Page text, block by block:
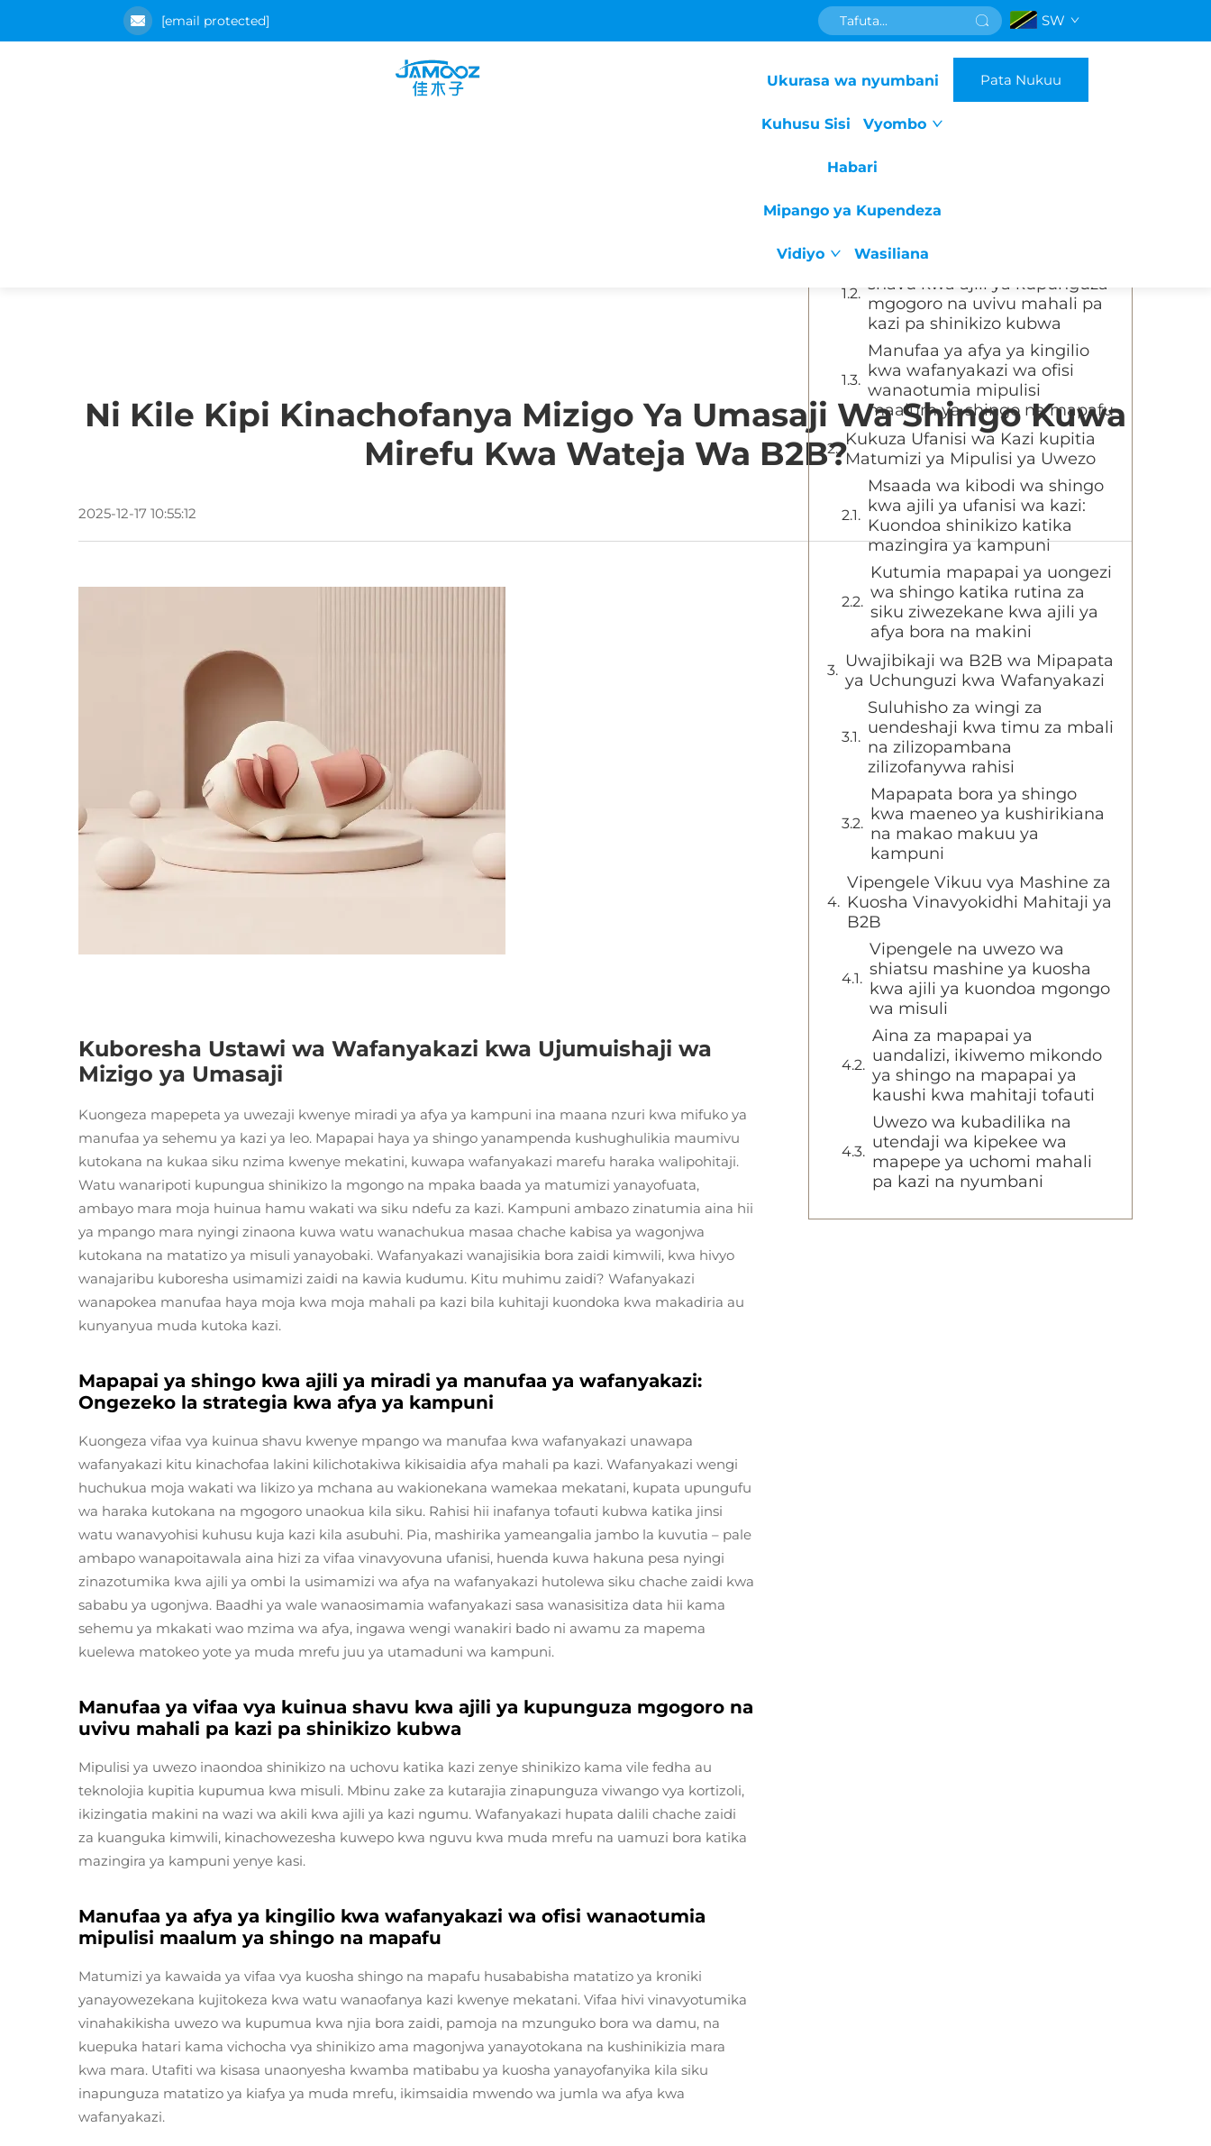
[email protected] SW
Ukurasa wa nyumbani
Kuhusu Sisi Vyombo
Habari
Mipango ya Kupendeza
Vidiyo Wasiliana
Pata Nukuu
Ni Kile Kipi Kinachofanya Mizigo Ya Umasaji Wa Shingo Kuwa
Mirefu Kwa Wateja Wa B2B?
2025-12-17 10:55:12
Kuboresha Ustawi wa Wafanyakazi kwa Ujumuishaji wa
Mizigo ya Umasaji
Kuongeza mapepeta ya uwezaji kwenye miradi ya afya ya kampuni ina maana nzuri kwa mifuko ya
manufaa ya sehemu ya kazi ya leo. Mapapai haya ya shingo yanampenda kushughulikia maumivu
kutokana na kukaa siku nzima kwenye mekatini, kuwapa wafanyakazi marefu haraka walipohitaji.
Watu wanaripoti kupungua shinikizo la mgongo na mpaka baada ya matumizi yanayofuata,
ambayo mara moja huinua hamu wakati wa siku ndefu za kazi. Kampuni ambazo zinatumia aina hii
ya mpango mara nyingi zinaona kuwa watu wanachukua masaa chache kabisa ya wagonjwa
kutokana na matatizo ya misuli yanayobaki. Wafanyakazi wanajisikia bora zaidi kimwili, kwa hivyo
wanajaribu kuboresha usimamizi zaidi na kawia kudumu. Kitu muhimu zaidi? Wafanyakazi
wanapokea manufaa haya moja kwa moja mahali pa kazi bila kuhitaji kuondoka kwa makadiria au
kunyanyua muda kutoka kazi.
Mapapai ya shingo kwa ajili ya miradi ya manufaa ya wafanyakazi:
Ongezeko la strategia kwa afya ya kampuni
Kuongeza vifaa vya kuinua shavu kwenye mpango wa manufaa kwa wafanyakazi unawapa
wafanyakazi kitu kinachofaa lakini kilichotakiwa kikisaidia afya mahali pa kazi. Wafanyakazi wengi
huchukua moja wakati wa likizo ya mchana au wakionekana wamekaa mekatani, kupata upungufu
wa haraka kutokana na mgogoro unaokua kila siku. Rahisi hii inafanya tofauti kubwa katika jinsi
watu wanavyohisi kuhusu kuja kazi kila asubuhi. Pia, mashirika yameangalia jambo la kuvutia – pale
ambapo wanapoitawala aina hizi za vifaa vinavyovuna ufanisi, huenda kuwa hakuna pesa nyingi
zinazotumika kwa ajili ya ombi la usimamizi wa afya na wafanyakazi hutolewa siku chache zaidi kwa
sababu ya ugonjwa. Baadhi ya wale wanaosimamia wafanyakazi sasa wanasisitiza data hii kama
sehemu ya mkakati wao mzima wa afya, ingawa wengi wanakiri bado ni awamu za mapema
kuelewa matokeo yote ya muda mrefu juu ya utamaduni wa kampuni.
Manufaa ya vifaa vya kuinua shavu kwa ajili ya kupunguza mgogoro na
uvivu mahali pa kazi pa shinikizo kubwa
Mipulisi ya uwezo inaondoa shinikizo na uchovu katika kazi zenye shinikizo kama vile fedha au
teknolojia kupitia kupumua kwa misuli. Mbinu zake za kutarajia zinapunguza viwango vya kortizoli,
ikizingatia makini na wazi wa akili kwa ajili ya kazi ngumu. Wafanyakazi hupata dalili chache zaidi
za kuanguka kimwili, kinachowezesha kuwepo kwa nguvu kwa muda mrefu na uamuzi bora katika
mazingira ya kampuni yenye kasi.
Manufaa ya afya ya kingilio kwa wafanyakazi wa ofisi wanaotumia
mipulisi maalum ya shingo na mapafu
Matumizi ya kawaida ya vifaa vya kuosha shingo na mapafu husababisha matatizo ya kroniki
yanayowezekana kujitokeza kwa watu wanaofanya kazi kwenye mekatani. Vifaa hivi vinavyotumika
vinahakikisha uwezo wa kupumua kwa njia bora zaidi, pamoja na mzunguko bora wa damu, na
kuepuka hatari kama vichocha vya shinikizo ama magonjwa yanayotokana na kushinikizia mara
kwa mara. Utafiti wa kisasa unaonyesha kwamba matibabu ya kuosha yanayofanyika kila siku
inapunguza matatizo ya kiafya ya muda mrefu, ikimsaidia mwendo wa jumla wa afya kwa
wafanyakazi.
Orodha ya Mada
Kuboresha Ustawi wa
wa Mizigo ya Umasaji
Mapapai ya shingo kwa ajili ya
miradi ya manufaa ya
strategia kwa afya ya
Manufaa ya vifaa vya kuinua
shavu kwa ajili ya kupunguza
mgogoro na uvivu mahali pa
kazi pa shinikizo kubwa
Manufaa ya afya ya kingilio
kwa wafanyakazi wa ofisi
wanaotumia mipulisi
maalum ya shingo na mapafu
Kukuza Ufanisi wa Kazi kupitia
Matumizi ya Mipulisi ya Uwezo
Msaada wa kibodi wa shingo
kwa ajili ya ufanisi wa kazi:
Kuondoa shinikizo katika
mazingira ya kampuni
Kutumia mapapai ya uongezi
wa shingo katika rutina za
siku ziwezekane kwa ajili ya
afya bora na makini
Uwajibikaji wa B2B wa Mipapata
ya Uchunguzi kwa Wafanyakazi
Suluhisho za wingi za
uendeshaji kwa timu za mbali
na zilizopambana
zilizofanywa rahisi
Mapapata bora ya shingo
kwa maeneo ya kushirikiana
na makao makuu ya
kampuni
Vipengele Vikuu vya Mashine za
Kuosha Vinavyokidhi Mahitaji ya
B2B
Vipengele na uwezo wa
shiatsu mashine ya kuosha
kwa ajili ya kuondoa mgongo
wa misuli
Aina za mapapai ya
uandalizi, ikiwemo mikondo
ya shingo na mapapai ya
kaushi kwa mahitaji tofauti
Uwezo wa kubadilika na
utendaji wa kipekee wa
mapepe ya uchomi mahali
pa kazi na nyumbani